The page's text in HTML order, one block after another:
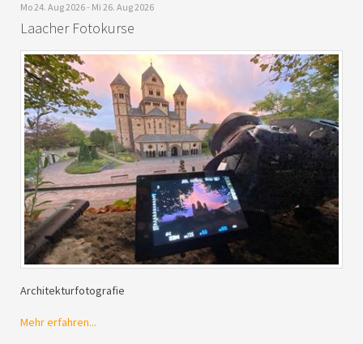
Mo 24. Aug 2026 - Mi 26. Aug 2026
Laacher Fotokurse
Architekturfotografie
Mehr erfahren...